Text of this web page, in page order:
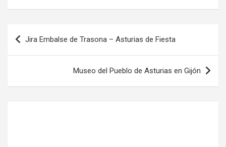
Navegación
de
Jira Embalse de Trasona – Asturias de Fiesta
Museo del Pueblo de Asturias en Gijón